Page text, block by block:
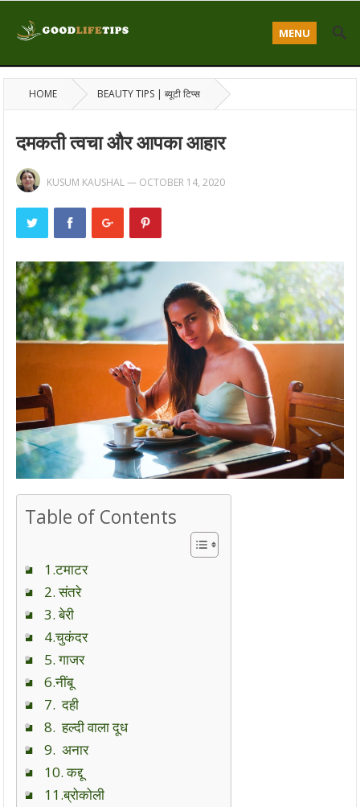
MENU
HOME BEAUTY TIPS | ब्यूटी टिप्स
दमकती त्वचा और आपका आहार
KUSUM KAUSHAL— OCTOBER 14, 2020
Table of Contents
1.टमाटर
2. संतरे
3. बेरी
4.चुकंदर
5. गाजर
6.नींबू
7. दही
8. हल्दी वाला दूध
9. अनार
10. कद्दू
11.ब्रोकोली